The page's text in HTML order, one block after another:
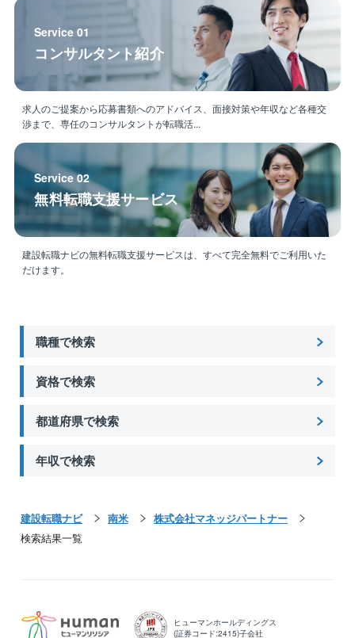
Service 01
コンサルタント紹介
求人のご提案から応募書類へのアドバイス、面接対策や年収など各種交
渉まで、専任のコンサルタントが転職活...
Service 02
無料転職支援サービス
建設転職ナビの無料転職支援サービスは、すべて完全無料でご利用いた
だけます。
職種で検索
資格で検索
都道府県で検索
年収で検索
建設転職ナビ 南米
株式会社マネッジパートナー
検索結果一覧
ヒューマンホールディングス
(証券コード:2415)子会社